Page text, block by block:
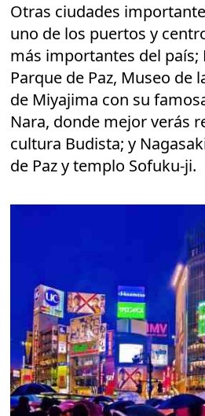
Otras ciudades
uno de los puertos y
más importantes del país;
Parque de Paz, Museo de
de Miyajima con su
Nara, donde mejor verás
cultura Budista; y
de Paz y templo Sofuku-ji.